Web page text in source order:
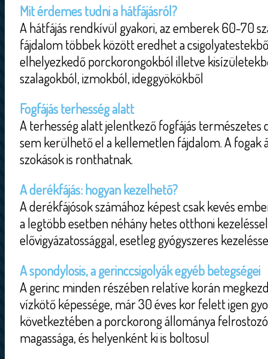
Mit érdemes tudni a hátfájásról?
A hátfájás rendkívül gyakori, az emberek 60-70
fájdalom többek között eredhet a
elhelyezkedő porckorongokból illetve
szalagokból, izmokból, ideggyökökből
Fogfájás terhesség alatt
A terhesség alatt jelentkező fogfájás természetes
sem kerülhető el a kellemetlen fájdalom. A fogak
szokások is ronthatnak.
A derékfájás: hogyan kezelhető?
A derékfájósok számához képest csak kevés
a legtöbb esetben néhány hetes otthoni
elővigyázatossággal, esetleg gyógyszeres
A spondylosis, a gerinccsigolyák egyéb betegségei
A gerinc minden részében relatíve korán
vízkötő képessége, már 30 éves kor felett igen
következtében a porckorong állománya
magassága, és helyenként ki is boltosul